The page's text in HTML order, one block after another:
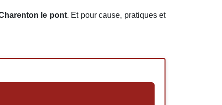
le pont. Et pour cause, pratiques et